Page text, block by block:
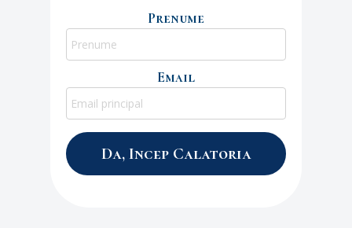
Prenume
Email
Da, Incep Calatoria